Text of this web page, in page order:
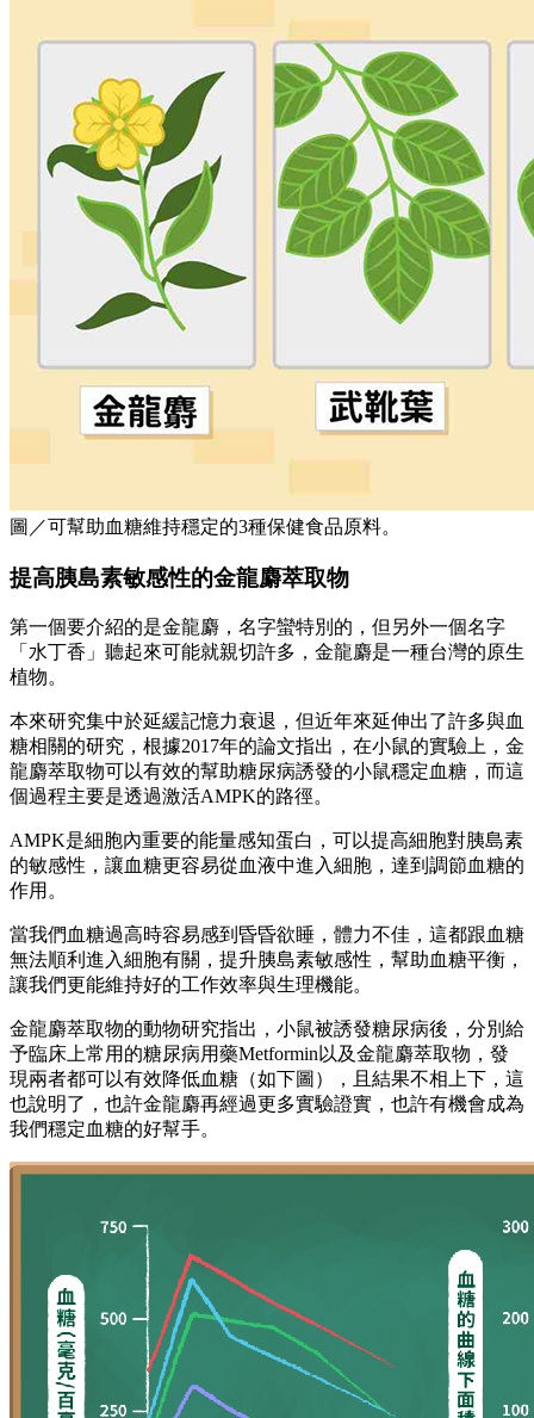
圖／可幫助血糖維持穩定的3種保健食品原料。
提高胰島素敏感性的金龍麝萃取物
第一個要介紹的是金龍麝，名字蠻特別的，但另外一個名字
「水丁香」聽起來可能就親切許多，金龍麝是一種台灣的原生
植物。
本來研究集中於延緩記憶力衰退，但近年來延伸出了許多與血
糖相關的研究，根據2017年的論文指出，在小鼠的實驗上，金
龍麝萃取物可以有效的幫助糖尿病誘發的小鼠穩定血糖，而這
個過程主要是透過激活AMPK的路徑。
AMPK是細胞內重要的能量感知蛋白，可以提高細胞對胰島素
的敏感性，讓血糖更容易從血液中進入細胞，達到調節血糖的
作用。
當我們血糖過高時容易感到昏昏欲睡，體力不佳，這都跟血糖
無法順利進入細胞有關，提升胰島素敏感性，幫助血糖平衡，
讓我們更能維持好的工作效率與生理機能。
金龍麝萃取物的動物研究指出，小鼠被誘發糖尿病後，分別給
予臨床上常用的糖尿病用藥Metformin以及金龍麝萃取物，發
現兩者都可以有效降低血糖（如下圖），且結果不相上下，這
也說明了，也許金龍麝再經過更多實驗證實，也許有機會成為
我們穩定血糖的好幫手。